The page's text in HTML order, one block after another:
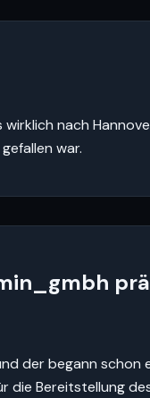
wirklich nach
war.
der begann
Bereitstellung